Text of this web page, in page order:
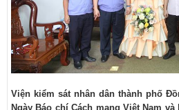
Viện kiểm sát nhân dân thành phố
Ngày Báo chí Cách mạng Việt Nam